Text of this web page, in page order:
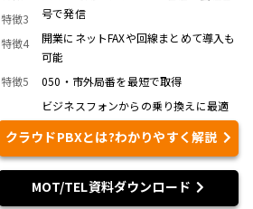
号で発信
特徴3
開業にネットFAXや回線まとめて導入も
可能
特徴4
050・市外局番を最短で取得
特徴5
ビジネスフォンからの乗り換えに最適
クラウドPBXとは?わかりやすく解説
MOT/TEL資料ダウンロード